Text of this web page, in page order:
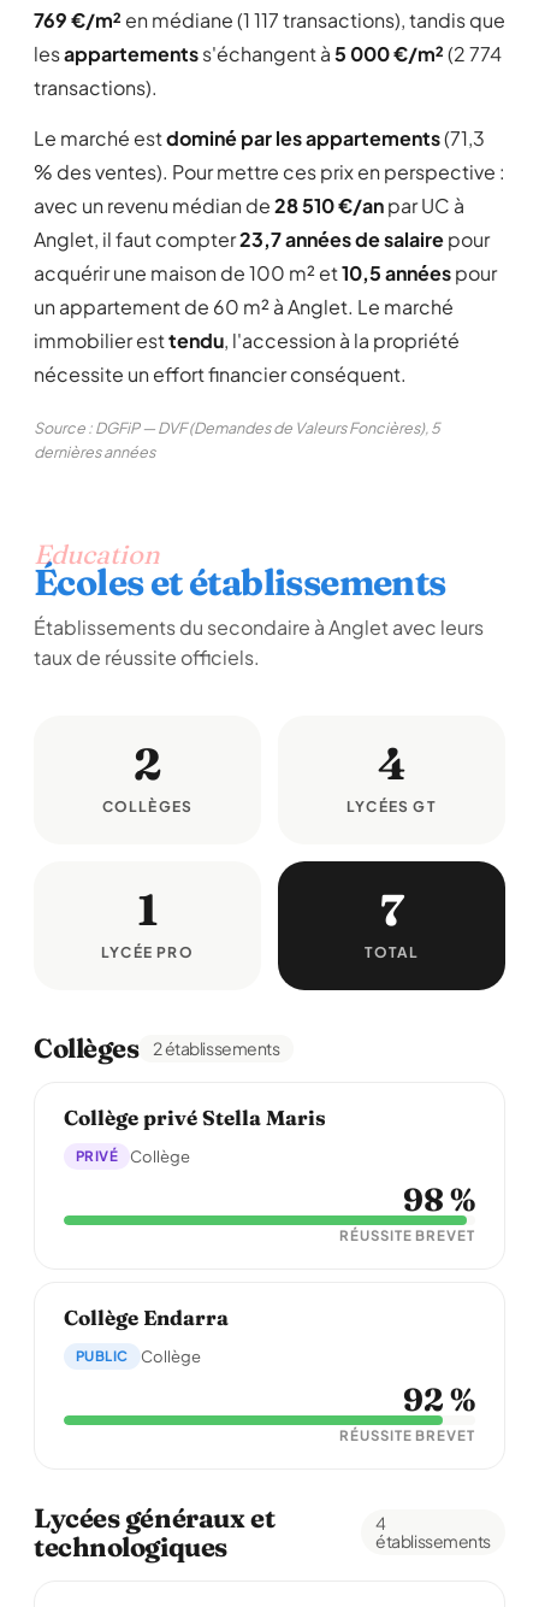
769 €/m² en médiane (1 117 transactions), tandis que
lesappartementss'échangent à5 000 €/m²(2 774
transactions).
Le marché estdominé par les appartements(71,3
% des ventes). Pour mettre ces prix en perspective :
avec un revenu médian de28 510 €/anpar UC à
Anglet, il faut compter23,7 années de salairepour
acquérir une maison de 100 m² et10,5 annéespour
un appartement de 60 m² à Anglet. Le marché
immobilier esttendu, l'accession à la propriété
nécessite un effort financier conséquent.
Source : DGFiP — DVF (Demandes de Valeurs Foncières), 5
dernières années
Education
Écoles et établissements
Établissements du secondaire à Anglet avec leurs
taux de réussite officiels.
2
COLLÈGES
4
LYCÉES GT
1
LYCÉE PRO
7
TOTAL
Collèges 2 établissements
Collège privé Stella Maris
PRIVÉ Collège
98 %
RÉUSSITE BREVET
Collège Endarra
PUBLIC Collège
92 %
RÉUSSITE BREVET
Lycées généraux et
technologiques
4
établissements